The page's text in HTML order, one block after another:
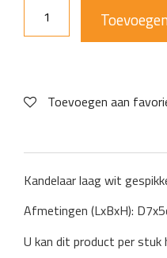
Toevoegen aan
Kandelaar laag wit
Afmetingen (LxBxH):
U kan dit product per stuk